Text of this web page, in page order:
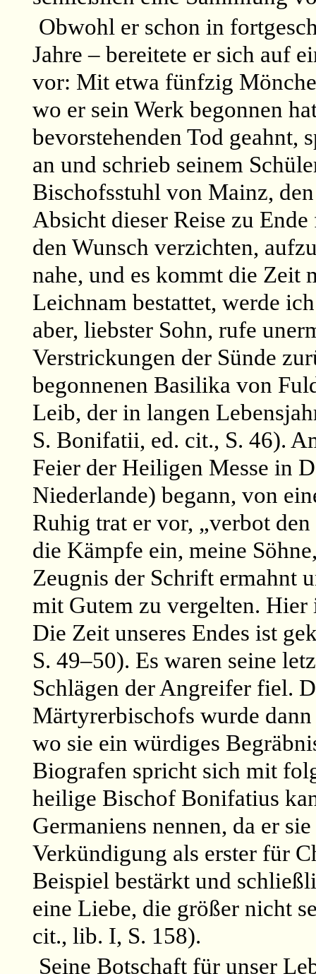
Obwohl er schon in
Jahre – bereitete er sich auf
vor: Mit etwa fünfzig
wo er sein Werk begonnen
bevorstehenden Tod geahnt,
an und schrieb seinem
Bischofsstuhl von Mainz,
Absicht dieser Reise zu
den Wunsch verzichten,
nahe, und es kommt die Zeit
Leichnam bestattet, werde
aber, liebster Sohn, rufe
Verstrickungen der Sünde
begonnenen Basilika von
Leib, der in langen
S. Bonifatii, ed. cit., S. 46).
Feier der Heiligen Messe in
Niederlande) begann, von
Ruhig trat er vor, „verbot
die Kämpfe ein, meine
Zeugnis der Schrift ermahnt
mit Gutem zu vergelten. Hier
Die Zeit unseres Endes ist
S. 49–50). Es waren seine
Schlägen der Angreifer fiel.
Märtyrerbischofs wurde
wo sie ein würdiges
Biografen spricht sich mit
heilige Bischof Bonifatius
Germaniens nennen, da er
Verkündigung als erster für
Beispiel bestärkt und
eine Liebe, die größer nicht
cit., lib. I, S. 158).
Seine Botschaft für unser